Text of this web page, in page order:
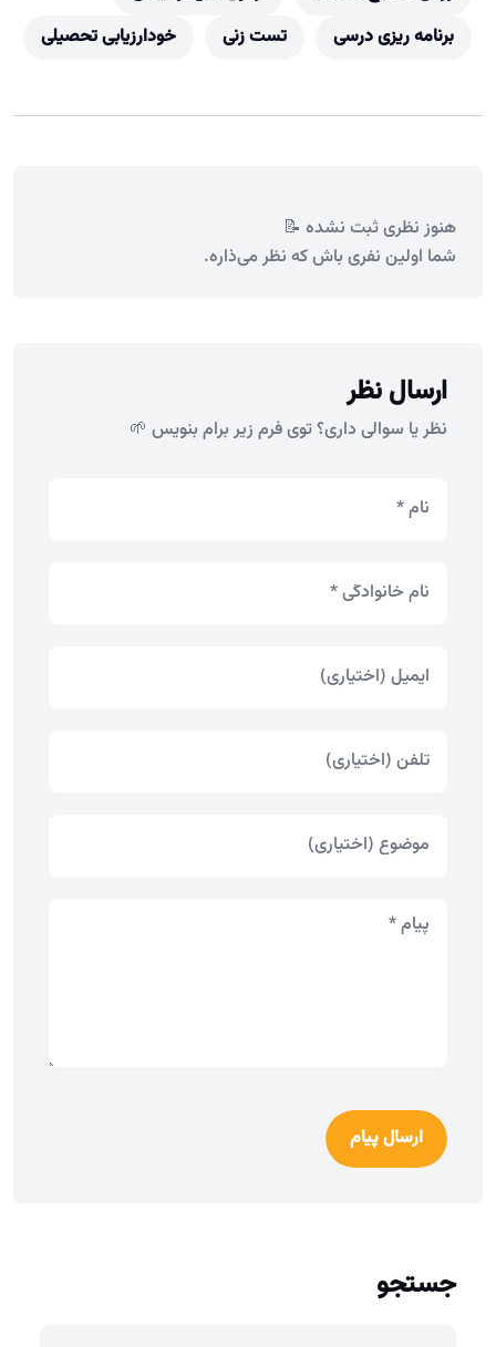
برنامه ریزی درسی
تست زنی خودارزیابی تحصیلی
هنوز نظری ثبت نشده 📝
شما اولین نفری باش که نظر می‌ذاره.
ارسال نظر
نظر یا سوالی داری؟ توی فرم زیر برام بنویس 🌱
ارسال پیام
جستجو